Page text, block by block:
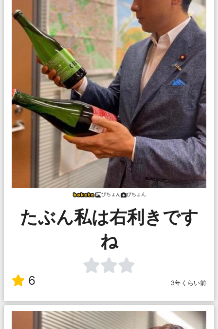
ぴちょん ぴちょん
たぶん私は右利きです
ね
6 3年くらい前